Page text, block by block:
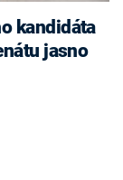
kandidáta
jasno